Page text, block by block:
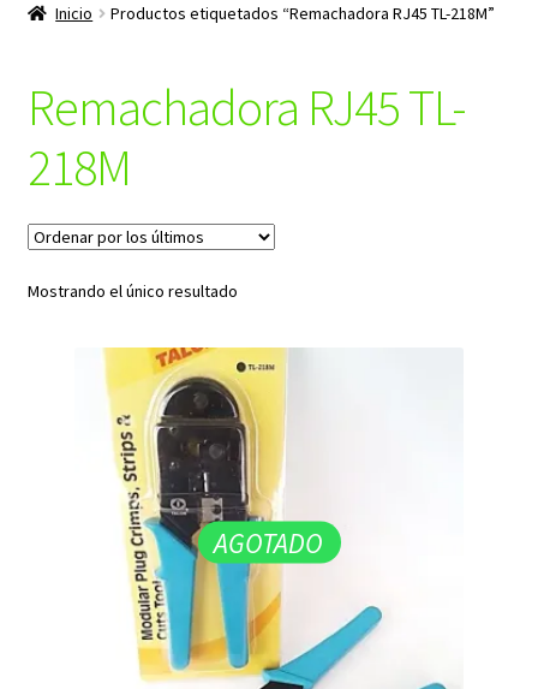
hijo
productos
Inicio Productos etiquetados “Remachadora RJ45 TL-218M”
Remachadora RJ45 TL-
218M
Mostrando el único resultado
AGOTADO